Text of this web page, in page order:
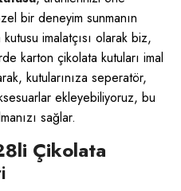
bir deneyim sunmanın
imalatçısı olarak biz,
karton çikolata kutuları imal
kutularınıza seperatör,
ekleyebiliyoruz, bu
sağlar.
Çikolata